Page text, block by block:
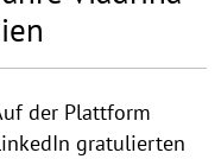
der Plattform
gratulierten